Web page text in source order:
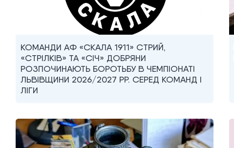
КОМАНДИ АФ «СКАЛА 1911» СТРИЙ,
«СТРІЛКІВ» ТА «СІЧ» ДОБРЯНИ
РОЗПОЧИНАЮТЬ БОРОТЬБУ В ЧЕМПІОНАТІ
ЛЬВІВЩИНИ 2026/2027 РР. СЕРЕД КОМАНД I
ЛІГИ